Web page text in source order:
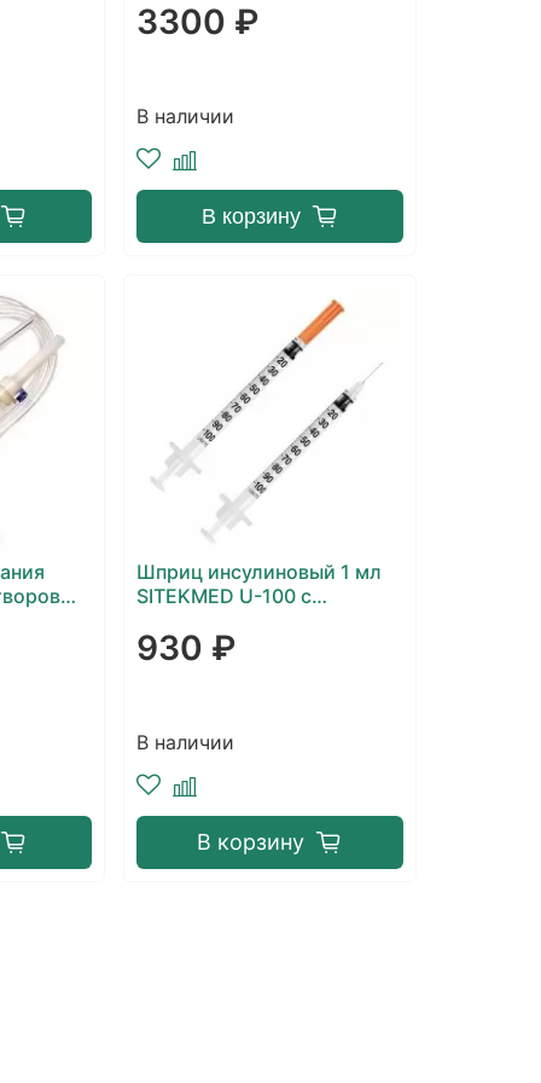
(2-5-7-
скорости инфузии - (6-8-
10-12) мл/час
3300 ₽
В наличии
В корзину
Шприц инсулиновый 1 мл
SITEKMED U-100 с
29G 1/2″ (0.33 х 12 мм)
930 ₽
В наличии
В корзину